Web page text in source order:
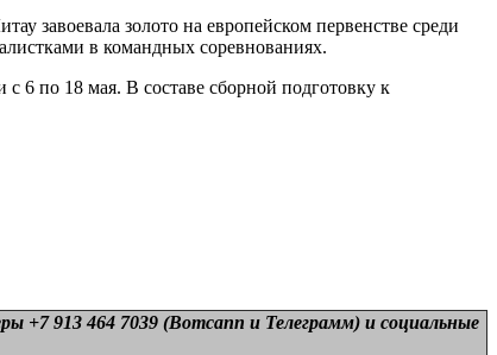
завоевала золото на европейском первенстве среди
в командных соревнованиях.
6 по 18 мая. В составе сборной подготовку к
+7 913 464 7039 (Вотсапп и Телеграмм) и социальные